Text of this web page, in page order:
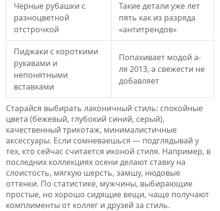
Черные рубашки с
разноцветной
отстрочкой
Такие детали уже лет
пять как из разряда
«антитрендов»
Пиджаки с короткими
рукавами и
непонятными
вставками
Попахивает модой а-
ля 2013, а свежести не
добавляет
Старайся выбирать лаконичный стиль: спокойные
цвета (бежевый, глубокий синий, серый),
качественный трикотаж, минималистичные
аксессуары. Если сомневаешься — подглядывай у
тех, кто сейчас считается иконой стиля. Например, в
последних коллекциях осени делают ставку на
слоистость, мягкую шерсть, замшу, нюдовые
оттенки. По статистике, мужчины, выбирающие
простые, но хорошо сидящие вещи, чаще получают
комплименты от коллег и друзей за стиль.